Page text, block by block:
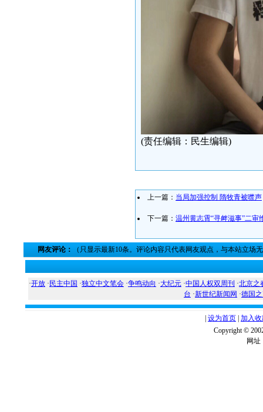
(责任编辑：民生编辑)
上一篇： 当局加强控制 隋牧青被噤声
下一篇： 温州黄志霄“寻衅滋事”二审
网友评论： （只显示最新10条。评论内容只代表网友观点，与本站立场
·开放 · 民主中国 ·独立中文笔会 ·争鸣动向 ·大纪元 ·中国人权双周刊 ·北京之
台 ·新世纪新闻网 ·德国
设为首页 加入
Copyright ©
网址